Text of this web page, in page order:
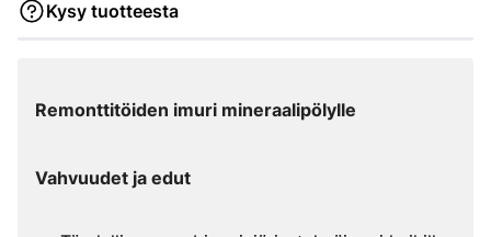
Kysy tuotteesta
Remonttitöiden imuri mineraalipölylle
Vahvuudet ja edut